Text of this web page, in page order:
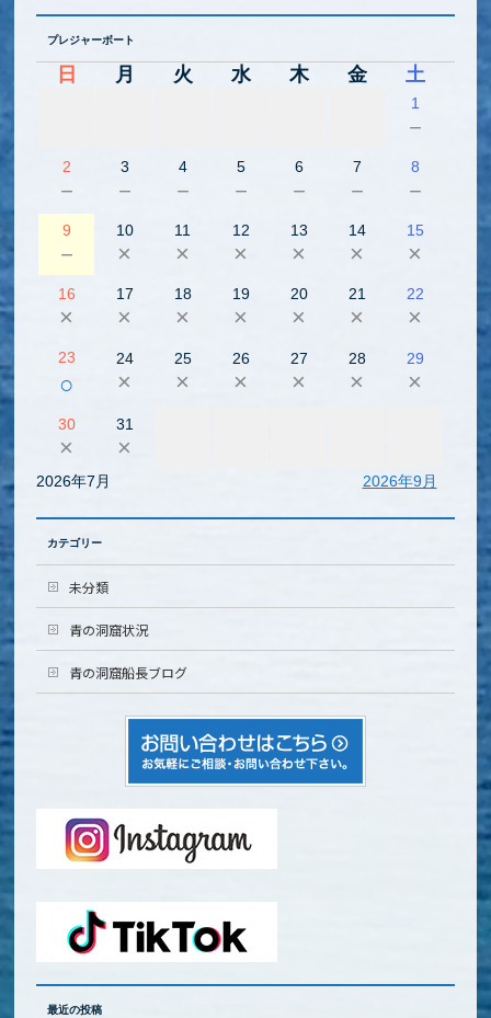
プレジャーボート
日 月 火 水 木 金 土
1
－
2
－
3
－
4
－
5
－
6
－
7
－
8
－
9
－
10
×
11
×
12
×
13
×
14
×
15
×
16
×
17
×
18
×
19
×
20
×
21
×
22
×
23
○
24
×
25
×
26
×
27
×
28
×
29
×
30
×
31
×
2026年7月 2026年9月
カテゴリー
未分類
青の洞窟状況
青の洞窟船長ブログ
最近の投稿